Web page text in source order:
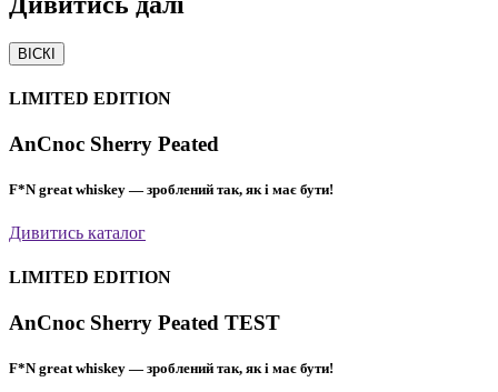
ВІСКІ
LIMITED EDITION
AnCnoc Sherry Peated
F*N great whiskey — зроблений так, як і має бути!
Дивитись каталог
LIMITED EDITION
AnCnoc Sherry Peated TEST
F*N great whiskey — зроблений так, як і має бути!